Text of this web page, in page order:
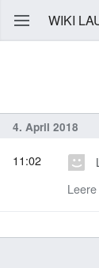
WIKI
4. April 2018
11:02